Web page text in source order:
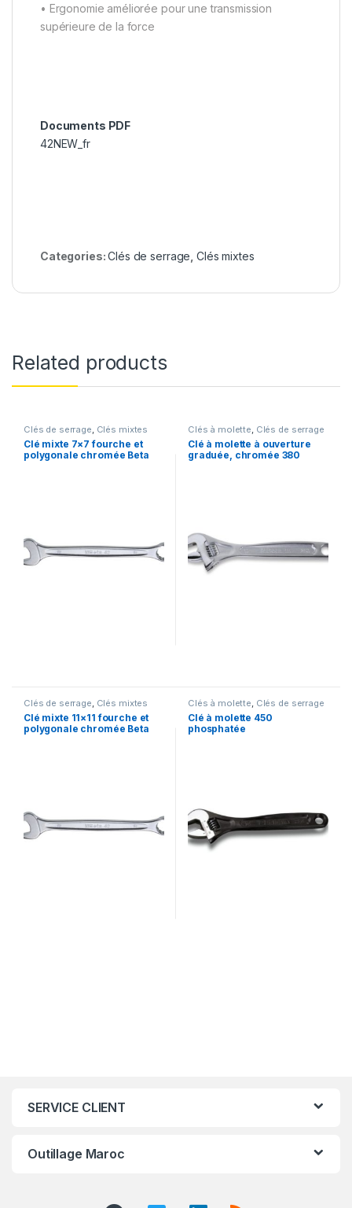
• Ergonomie améliorée pour une transmission
supérieure de la force
Documents PDF
42NEW_fr
Categories:Clés de serrage Clés mixtes
Related products
Clés de serrage Clés mixtes
Clé mixte 7×7 fourche et
polygonale chromée Beta
Clés à molette Clés de serrage
Clé à molette à ouverture
graduée, chromée 380
Clés de serrage, Clés mixtes
Clé mixte 11×11 fourche et
polygonale chromée Beta
Clés à molette, Clés de serrage
Clé à molette 450
phosphatée
SERVICE CLIENT
Outillage Maroc